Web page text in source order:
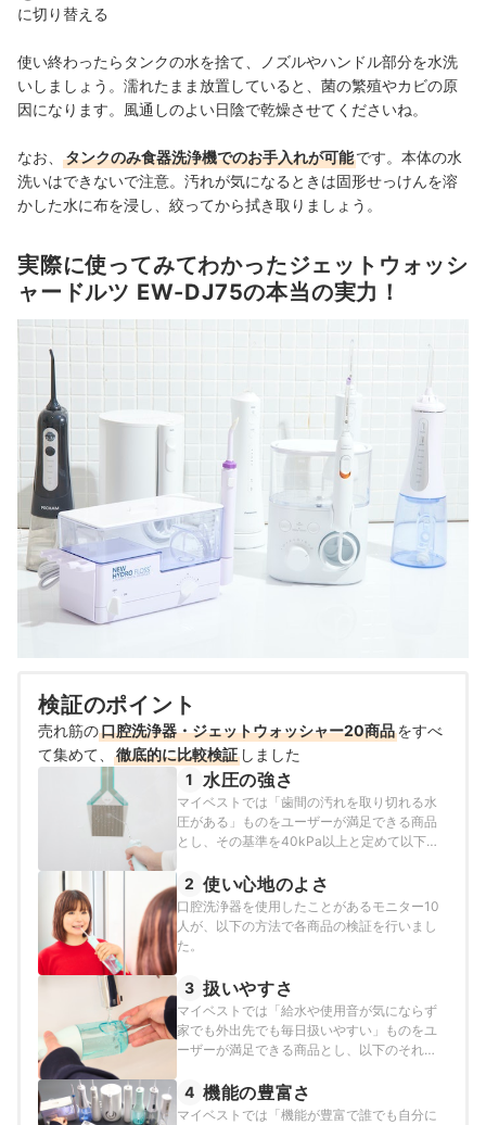
に切り替える
使い終わったらタンクの水を捨て、ノズルやハンドル部分を水洗
いしましょう。 濡れたまま放置していると、菌の繁殖やカビの原
因になります。
風通しのよい日陰で乾燥させてくださいね。
なお、 タンクのみ食器洗浄機でのお手入れが可能です。本体の水
洗いはできないで注意。汚れが気になるときは固形せっけんを溶
かした水に布を浸し、絞ってから拭き取りましょう。
実際に使ってみてわかったジェットウォッシ
ャードルツ EW-DJ75の本当の実力！
検証のポイント
売れ筋の口腔洗浄器・ジェットウォッシャー20商品をすべ
て集めて、
徹底的に比較検証 しました
1 水圧の強さ
マイベストでは「歯間の汚れを取り切れる水
圧がある」ものをユーザーが満足できる商品
とし、その基準を40kPa以上と定めて以下の
2 使い心地のよさ
口腔洗浄器を使用したことがあるモニター10
人が、以下の方法で各商品の検証を行いまし
た。
3 扱いやすさ
マイベストでは「給水や使用音が気にならず
家でも外出先でも毎日扱いやすい」ものをユ
ーザーが満足できる商品とし、以下のそれぞ
スコア化しました。
4 機能の豊富さ
マイベストでは「機能が豊富で誰でも自分に